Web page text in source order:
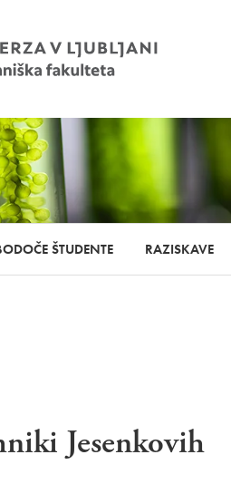
ŠTUDENTE RAZISKAVE
Jesenkovih